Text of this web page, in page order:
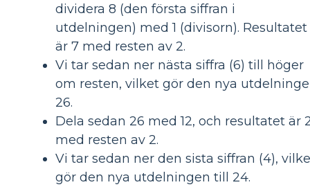
dividera 8 (den första siffran i
utdelningen) med 1 (divisorn). Resultatet
är 7 med resten av 2.
Vi tar sedan ner nästa siffra (6) till höger
om resten, vilket gör den nya
26.
Dela sedan 26 med 12, och resultatet är
med resten av 2.
Vi tar sedan ner den sista siffran (4),
gör den nya utdelningen till 24.